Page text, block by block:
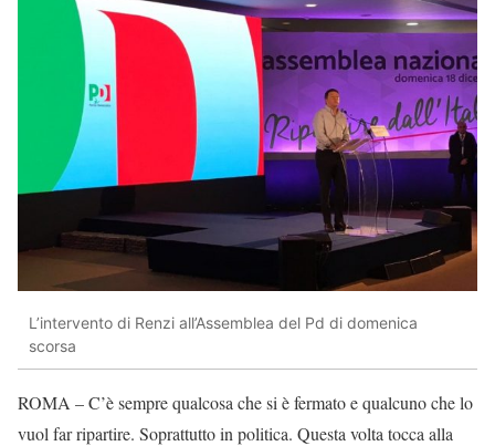
L’intervento di Renzi all’Assemblea del Pd di domenica
scorsa
ROMA – C’è sempre qualcosa che si è fermato e qualcuno che lo
vuol far ripartire. Soprattutto in politica. Questa volta tocca alla